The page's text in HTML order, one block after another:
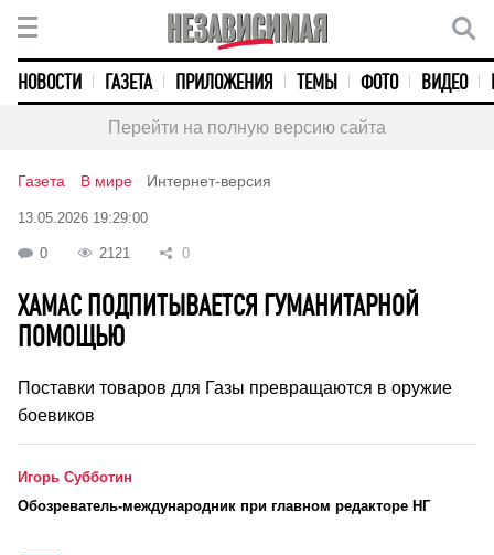
НОВОСТИ ГАЗЕТА ПРИЛОЖЕНИЯ ТЕМЫ ФОТО ВИДЕО
Перейти на полную версию сайта
Газета В мире Интернет-версия
13.05.2026 19:29:00
0 2121 0
ХАМАС ПОДПИТЫВАЕТСЯ ГУМАНИТАРНОЙ
ПОМОЩЬЮ
Поставки товаров для Газы превращаются в оружие
боевиков
Игорь Субботин
Обозреватель-международник при главном редакторе НГ